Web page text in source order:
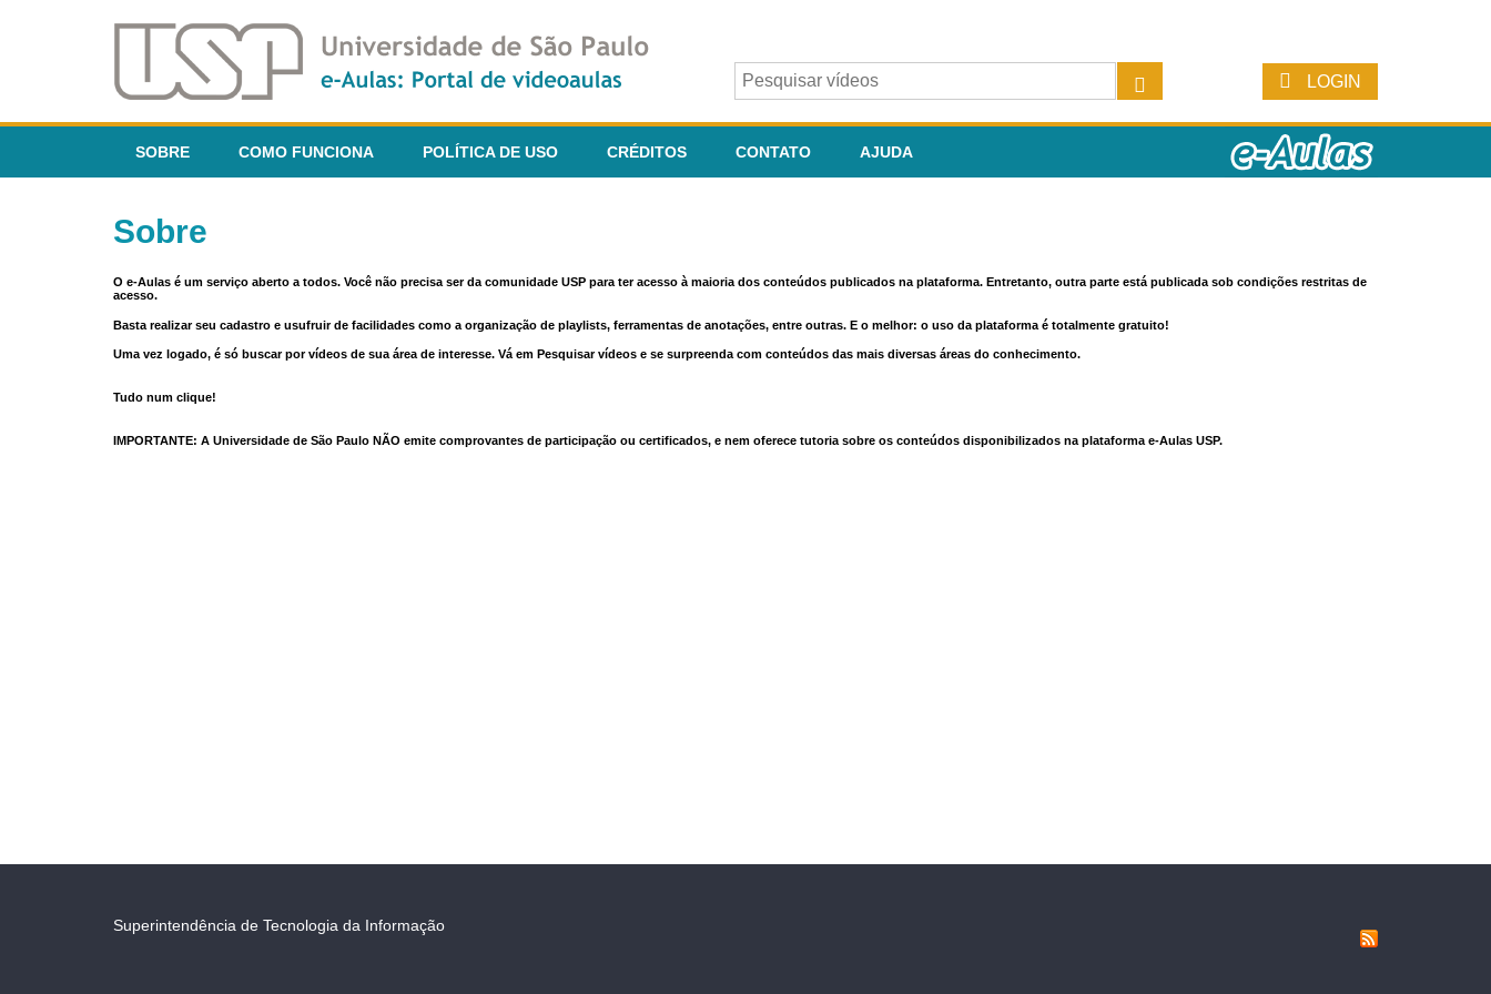
LOGIN
SOBRE COMO FUNCIONA POLÍTICA DE USO CRÉDITOS CONTATO AJUDA
Sobre
O e-Aulas é um serviço aberto a todos. Você não precisa ser da comunidade USP para ter acesso à maioria dos conteúdos publicados na plataforma. Entretanto, outra parte está publicada sob condições restritas de
acesso.
Basta realizar seu cadastro e usufruir de facilidades como a organização de playlists, ferramentas de anotações, entre outras. E o melhor: o uso da plataforma é totalmente gratuito!
Uma vez logado, é só buscar por vídeos de sua área de interesse. Vá em Pesquisar vídeos e se surpreenda com conteúdos das mais diversas áreas do conhecimento.
Tudo num clique!
IMPORTANTE: A Universidade de São Paulo NÃO emite comprovantes de participação ou certificados, e nem oferece tutoria sobre os conteúdos disponibilizados na plataforma e-Aulas USP.
Superintendência de Tecnologia da Informação